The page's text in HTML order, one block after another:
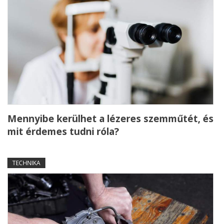
Mennyibe kerülhet a lézeres szemműtét, és
mit érdemes tudni róla?
TECHNIKA